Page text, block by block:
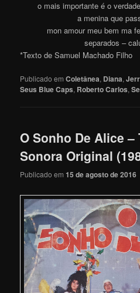
o mais importante é o
a menina que
mon amour meu bem ma
separados –
*Texto de Samuel Machado Filho
Publicado em Coletânea, Diana,
Seus Blue Caps, Roberto Carlos,
O Sonho De Alice –
Sonora Original
Publicado em15 de agosto de 2016